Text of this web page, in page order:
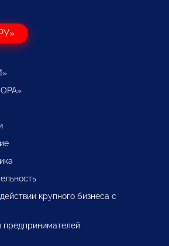
крупного бизнеса с
предпринимателей